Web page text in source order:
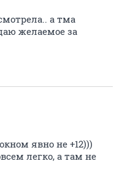
а тма
желаемое за
явно не +12)))
легко, а там не